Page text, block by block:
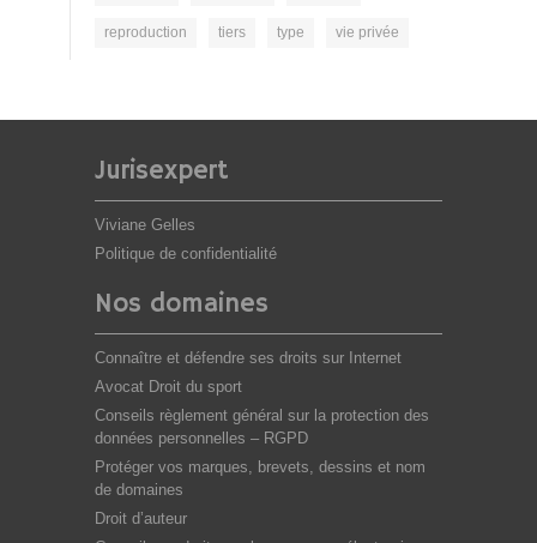
reproduction tiers type vie privée
Jurisexpert
Viviane Gelles
Politique de confidentialité
Nos domaines
Connaître et défendre ses droits sur Internet
Avocat Droit du sport
Conseils règlement général sur la protection des
données personnelles – RGPD
Protéger vos marques, brevets, dessins et nom
de domaines
Droit d’auteur